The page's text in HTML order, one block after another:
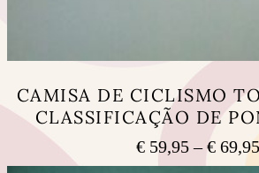
CAMISA DE CICLISMO
CLASSIFICAÇÃO DE
€ 59,95 – € 69,95